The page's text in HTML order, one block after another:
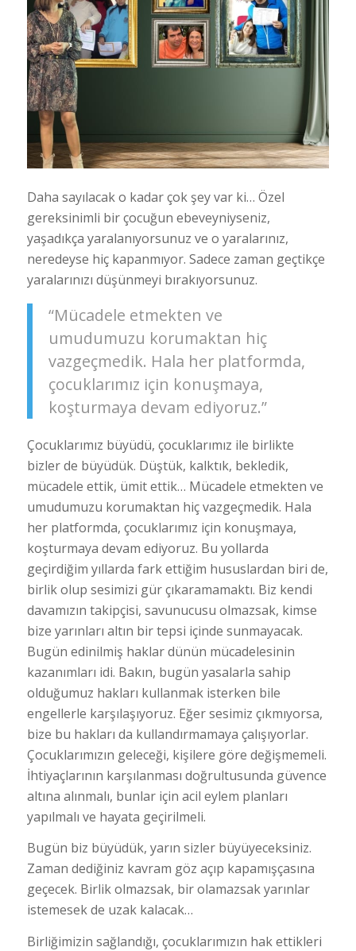
Daha sayılacak o kadar çok şey var ki… Özel
gereksinimli bir çocuğun ebeveyniyseniz,
yaşadıkça yaralanıyorsunuz ve o yaralarınız,
neredeyse hiç kapanmıyor. Sadece zaman geçtikçe
yaralarınızı düşünmeyi bırakıyorsunuz.
“Mücadele etmekten ve
umudumuzu korumaktan hiç
vazgeçmedik. Hala her platformda,
çocuklarımız için konuşmaya,
koşturmaya devam ediyoruz.”
Çocuklarımız büyüdü, çocuklarımız ile birlikte
bizler de büyüdük. Düştük, kalktık, bekledik,
mücadele ettik, ümit ettik… Mücadele etmekten ve
umudumuzu korumaktan hiç vazgeçmedik. Hala
her platformda, çocuklarımız için konuşmaya,
koşturmaya devam ediyoruz. Bu yollarda
geçirdiğim yıllarda fark ettiğim hususlardan biri de,
birlik olup sesimizi gür çıkaramamaktı. Biz kendi
davamızın takipçisi, savunucusu olmazsak, kimse
bize yarınları altın bir tepsi içinde sunmayacak.
Bugün edinilmiş haklar dünün mücadelesinin
kazanımları idi. Bakın, bugün yasalarla sahip
olduğumuz hakları kullanmak isterken bile
engellerle karşılaşıyoruz. Eğer sesimiz çıkmıyorsa,
bize bu hakları da kullandırmamaya çalışıyorlar.
Çocuklarımızın geleceği, kişilere göre değişmemeli.
İhtiyaçlarının karşılanması doğrultusunda güvence
altına alınmalı, bunlar için acil eylem planları
yapılmalı ve hayata geçirilmeli.
Bugün biz büyüdük, yarın sizler büyüyeceksiniz.
Zaman dediğiniz kavram göz açıp kapamışçasına
geçecek. Birlik olmazsak, bir olamazsak yarınlar
istemesek de uzak kalacak…
Birliğimizin sağlandığı, çocuklarımızın hak ettikleri